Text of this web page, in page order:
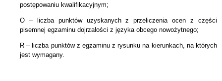
postępowaniu kwalifikacyjnym;
O – liczba punktów uzyskanych z przeliczenia ocen z części
pisemnej egzaminu dojrzałości z języka obcego nowożytnego;
R – liczba punktów z egzaminu z rysunku na kierunkach, na których
jest wymagany.